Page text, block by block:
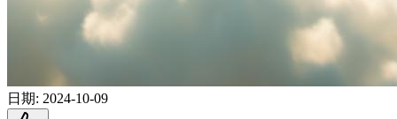
日期: 2024-10-09